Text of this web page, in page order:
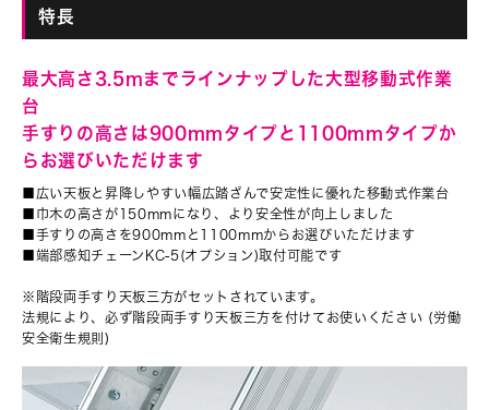
特長
最大高さ3.5mまでラインナップした大型移動式作業
台
手すりの高さは900mmタイプと1100mmタイプか
らお選びいただけます
■広い天板と昇降しやすい幅広踏ざんで安定性に優れた移動式作業台
■巾木の高さが150mmになり、より安全性が向上しました
■手すりの高さを900mmと1100mmからお選びいただけます
■端部感知チェーンKC-5(オプション)取付可能です
※階段両手すり天板三方がセットされています。
法規により、必ず階段両手すり天板三方を付けてお使いください (労働
安全衛生規則)